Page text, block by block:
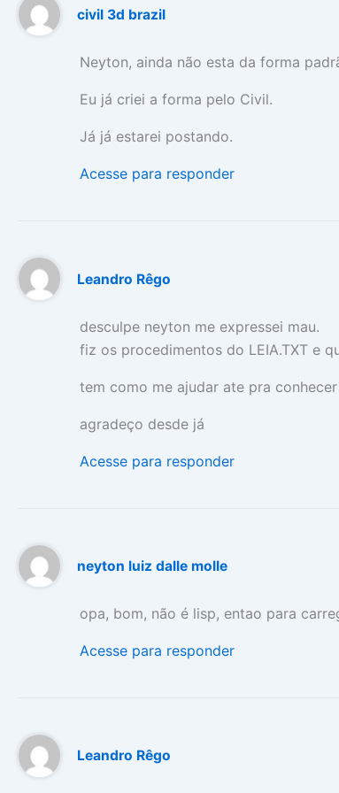
civil 3d brazil
Neyton, ainda não esta da forma
Eu já criei a forma pelo Civil.
Já já estarei postando.
Acesse para responder
Leandro Rêgo
desculpe neyton me expressei mau.
fiz os procedimentos do LEIA.TXT e
tem como me ajudar ate pra
agradeço desde já
Acesse para responder
neyton luiz dalle molle
opa, bom, não é lisp, entao para
Acesse para responder
Leandro Rêgo